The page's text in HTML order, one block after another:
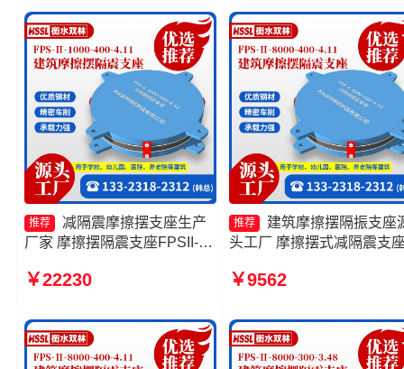
推荐
减隔震摩擦摆支座生产
厂家 摩擦摆隔震支座FPSII-
隔震支座 摩擦摆减隔震球形支
￥22230
推荐
建筑摩擦摆隔振支座
头工厂 摩擦摆式减隔震支
震支座FPSII-3000-300-
￥9562